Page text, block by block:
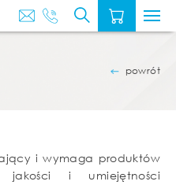
powrót
i wymaga produktów
jakości i umiejętności